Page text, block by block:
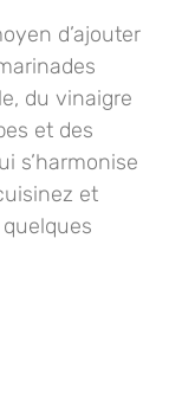
d’ajouter
, du vinaigre
et des
s’harmonise
et